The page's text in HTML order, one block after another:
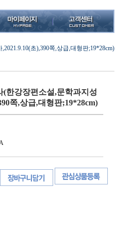
초),390쪽,상급,대형판;19*28cm)
(한강장편소설,문학과지성
쪽,상급,대형판;19*28cm)